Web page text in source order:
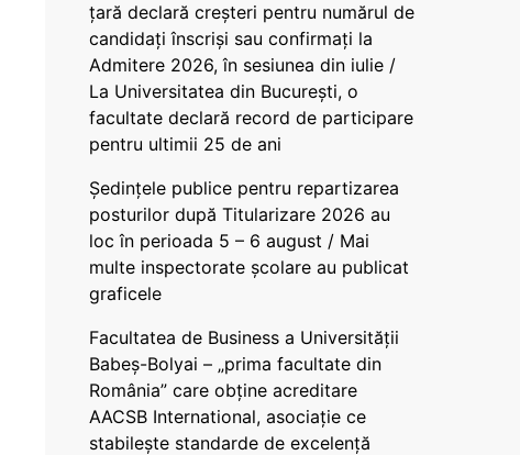
țară declară creșteri pentru numărul de
candidați înscriși sau confirmați la
Admitere 2026, în sesiunea din iulie /
La Universitatea din București, o
facultate declară record de participare
pentru ultimii 25 de ani
Ședințele publice pentru repartizarea
posturilor după Titularizare 2026 au
loc în perioada 5 – 6 august / Mai
multe inspectorate școlare au publicat
graficele
Facultatea de Business a Universității
Babeș-Bolyai – „prima facultate din
România” care obține acreditare
AACSB International, asociație ce
stabilește standarde de excelență